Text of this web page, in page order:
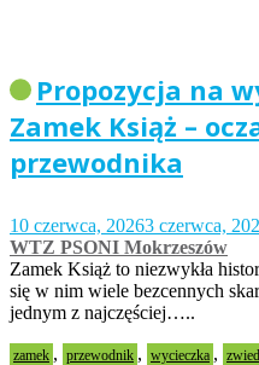
Propozycja na
Zamek Książ –
przewodnika
10 czerwca, 20263 czerwca,
WTZ PSONI Mokrzeszów
Zamek Książ to niezwykła
się w nim wiele bezcennych
jednym z najczęściej…..
zamek , przewodnik , wycieczka ,